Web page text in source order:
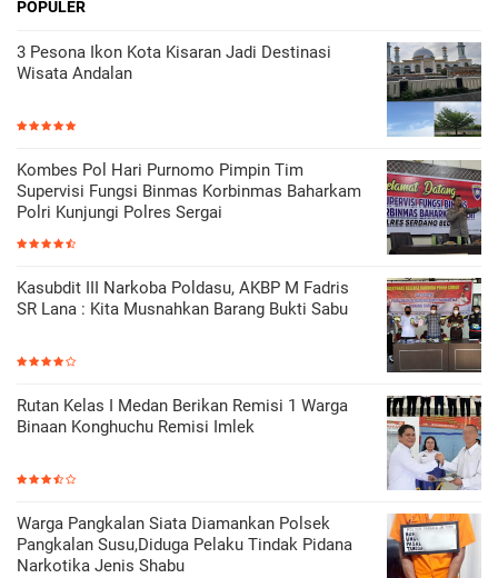
POPULER
3 Pesona Ikon Kota Kisaran Jadi Destinasi
Wisata Andalan
Kombes Pol Hari Purnomo Pimpin Tim
Supervisi Fungsi Binmas Korbinmas Baharkam
Polri Kunjungi Polres Sergai
Kasubdit III Narkoba Poldasu, AKBP M Fadris
SR Lana : Kita Musnahkan Barang Bukti Sabu
Rutan Kelas I Medan Berikan Remisi 1 Warga
Binaan Konghuchu Remisi Imlek
Warga Pangkalan Siata Diamankan Polsek
Pangkalan Susu,Diduga Pelaku Tindak Pidana
Narkotika Jenis Shabu